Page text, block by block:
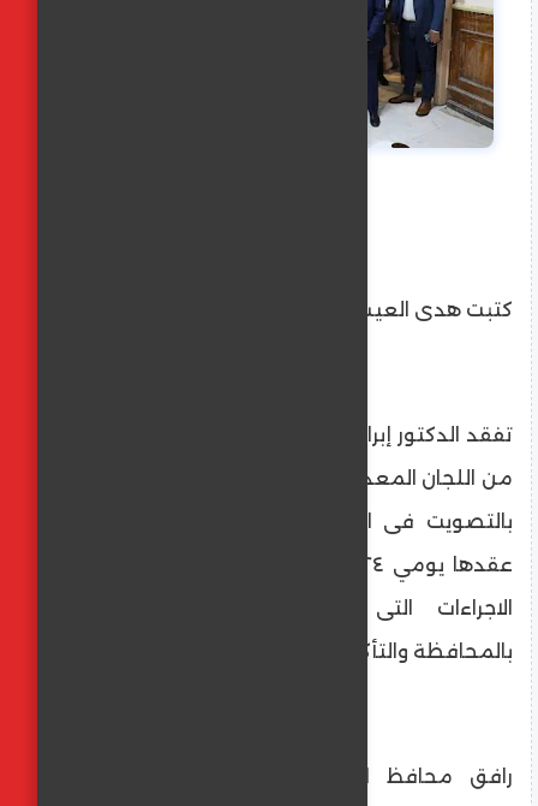
كتبت هدى العيسوى
تفقد الدكتور إبراهيم صابر محافظ القاهرة عددًا
من اللجان المعدة لاستقبال الناخبين المشاركين
بالتصويت فى انتخابات مجلس النواب المقرر
الاجراءات التى اتخذتها الأجهزة التنفيذية
بالمحافظة والتأكد من جاهزيتها .
رافق محافظ القاهرة فى جولته م. منى